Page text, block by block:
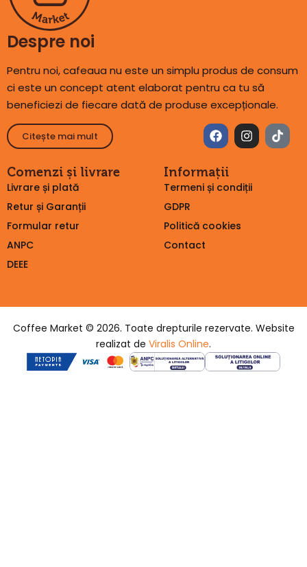
Despre noi
Pentru noi, cafeaua nu este un simplu produs de consum
ci este un concept atent elaborat pentru ca tu să
beneficiezi de fiecare dată de produse excepționale.
Citește mai mult
Comenzi și livrare
Livrare și plată
Retur și Garanții
Formular retur
ANPC
DEEE
Informații
Termeni și condiții
GDPR
Politică cookies
Contact
Coffee Market © 2026. Toate drepturile rezervate. Website
realizat de Viralis Online.